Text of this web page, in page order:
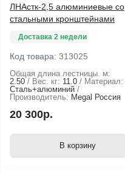
ЛНАстк-2,5 алюминиевые со
стальными кронштейнами
Доставка 2 недели
Код товара: 313025
Общая длина лестницы. м:
2.50
Вес. кг: 11.0
Материал:
Сталь+алюминий
Производитель: Megal Россия
20 300р.
В корзину